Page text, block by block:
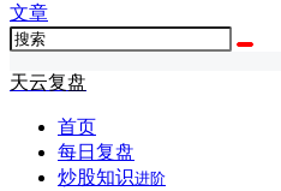
文章
天云复盘
首页
每日复盘
炒股知识进阶